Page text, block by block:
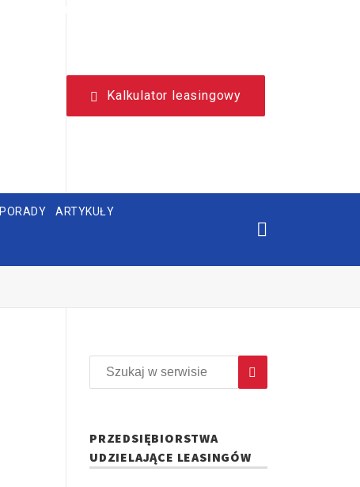
Kalkulator leasingowy
PORADY ARTYKUŁY
PRZEDSIĘBIORSTWA
UDZIELAJĄCE LEASINGÓW